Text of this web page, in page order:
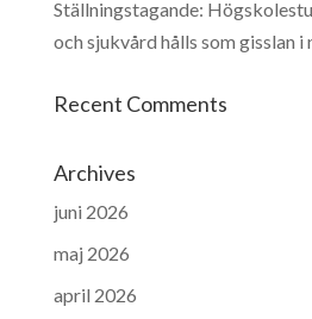
Ställningstagande:
och sjukvård hålls som gisslan i
Recent Comments
Archives
juni 2026
maj 2026
april 2026